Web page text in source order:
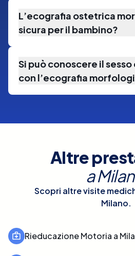
L’ecografia ostetrica
sicura per il bambino?
Si può conoscere il
con l’ecografia
Altre
a
Scopri altre visite
Milano.
Rieducazione Motoria a